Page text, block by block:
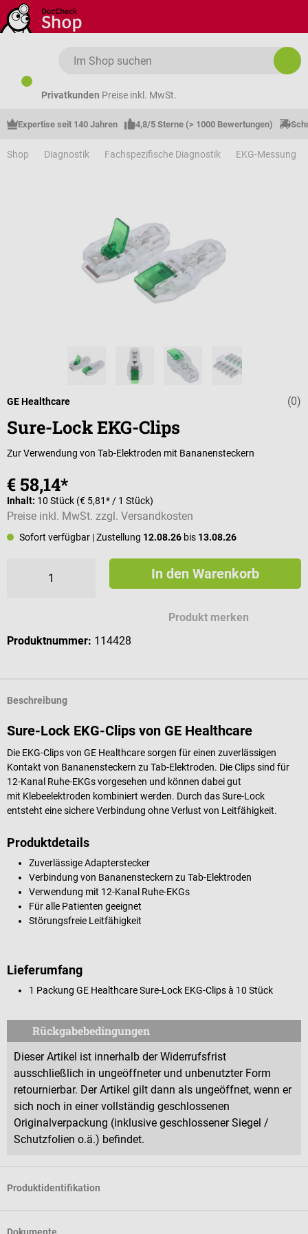
Zum Hauptinhalt springen
Privatkunden Preise inkl. MwSt.
Expertise seit 140 Jahren 4,8/5 Sterne (> 1000 Bewertungen)
Shop Diagnostik Fachspezifische Diagnostik EKG-Messung
(0)
GE Healthcare
Sure-Lock EKG-Clips
Zur Verwendung von Tab-Elektroden mit Bananensteckern
€ 58,14*
Inhalt: 10 Stück (€ 5,81* / 1 Stück)
Preise inkl. MwSt. zzgl. Versandkosten
Sofort verfügbar | Zustellung 12.08.26 bis 13.08.26
In den Warenkorb
Produkt merken
Produktnummer: 114428
Beschreibung
Sure-Lock EKG-Clips von GE Healthcare
Die EKG-Clips von GE Healthcare sorgen für einen zuverlässigen
Kontakt von Bananensteckern zu Tab-Elektroden. Die Clips sind für
12-Kanal Ruhe-EKGs vorgesehen und können dabei gut
mit Klebeelektroden kombiniert werden. Durch das Sure-Lock
entsteht eine sichere Verbindung ohne Verlust von Leitfähigkeit.
Produktdetails
Zuverlässige Adapterstecker
Verbindung von Bananensteckern zu Tab-Elektroden
Verwendung mit 12-Kanal Ruhe-EKGs
Für alle Patienten geeignet
Störungsfreie Leitfähigkeit
Lieferumfang
1 Packung GE Healthcare Sure-Lock EKG-Clips à 10 Stück
Rückgabebedingungen
Dieser Artikel ist innerhalb der Widerrufsfrist
ausschließlich in ungeöffneter und unbenutzter Form
retournierbar. Der Artikel gilt dann als ungeöffnet, wenn er
sich noch in einer vollständig geschlossenen
Originalverpackung (inklusive geschlossener Siegel /
Schutzfolien o.ä.) befindet.
Produktidentifikation